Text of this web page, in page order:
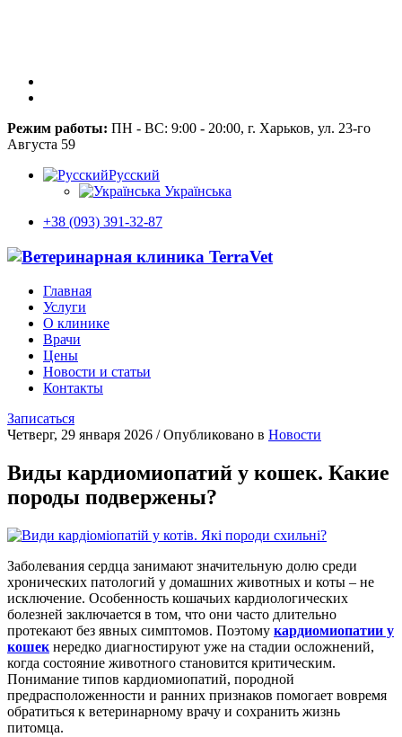
Режим работы: ПН - ВС: 9:00 - 20:00, г. Харьков, ул. 23-го
Августа 59
Русский
Українська
+38 (093) 391-32-87
Главная
Услуги
О клинике
Врачи
Цены
Новости и статьи
Контакты
Записаться
Четверг, 29 января 2026 /Опубликовано в Новости
Виды кардиомиопатий у кошек. Какие
породы подвержены?
Заболевания сердца занимают значительную долю среди
хронических патологий у домашних животных и коты – не
исключение. Особенность кошачьих кардиологических
болезней заключается в том, что они часто длительно
протекают без явных симптомов. Поэтому кардиомиопатии у
кошек нередко диагностируют уже на стадии осложнений,
когда состояние животного становится критическим.
Понимание типов кардиомиопатий, породной
предрасположенности и ранних признаков помогает вовремя
обратиться к ветеринарному врачу и сохранить жизнь
питомца.